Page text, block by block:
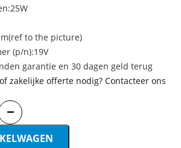
to the picture)
(p/n):19V
garantie en 30 dagen geld terug
zakelijke offerte nodig? Contacteer ons